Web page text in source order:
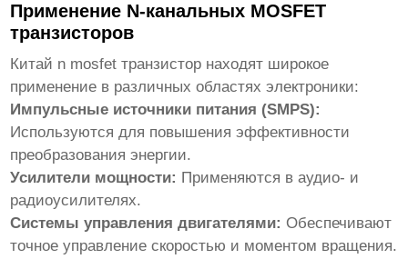
Применение N-канальных MOSFET
транзисторов
Китай n mosfet транзистор находят широкое
применение в различных областях электроники:
Импульсные источники питания (SMPS):
Используются для повышения эффективности
преобразования энергии.
Усилители мощности: Применяются в аудио- и
радиоусилителях.
Системы управления двигателями: Обеспечивают
точное управление скоростью и моментом вращения.